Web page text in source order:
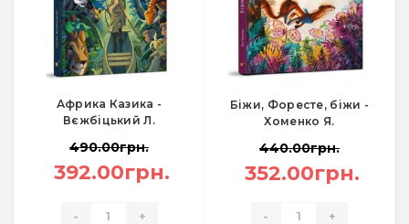
Африка Казика -
Вєжбіцький Л.
490.00грн.
392.00грн.
- +
Біжи, Форесте, біжи -
Хоменко Я.
440.00грн.
352.00грн.
- +